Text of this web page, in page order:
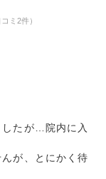
ミ2件）
たが…院内に入
が、とにかく待